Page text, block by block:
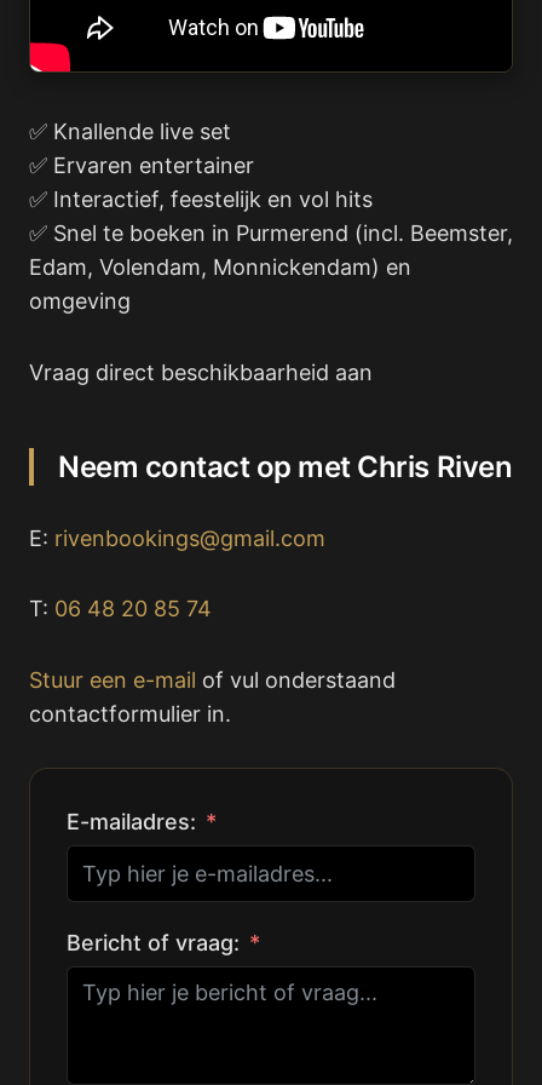
✅ Knallende live set
✅ Ervaren entertainer
✅ Interactief, feestelijk en vol hits
✅ Snel te boeken in Purmerend (incl. Beemster,
Edam, Volendam, Monnickendam) en
omgeving
Vraag direct beschikbaarheid aan
Neem contact op met Chris Riven
E: rivenbookings@gmail.com
T: 06 48 20 85 74
Stuur een e-mail of vul onderstaand
contactformulier in.
E-mailadres:
Bericht of vraag: